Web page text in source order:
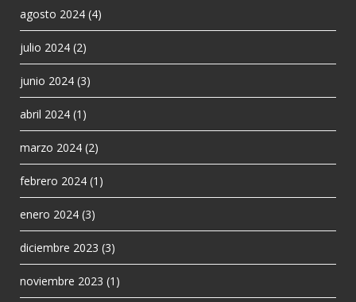
agosto 2024 (4)
julio 2024 (2)
junio 2024 (3)
abril 2024 (1)
marzo 2024 (2)
febrero 2024 (1)
enero 2024 (3)
diciembre 2023 (3)
noviembre 2023 (1)